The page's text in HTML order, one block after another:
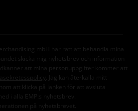
mbH har rätt att behandla mina
skicka mig nyhetsbrev och information
att mina personuppgifter kommer att
. Jag kan återkalla mitt
att klicka på länken för att avsluta
i alla EMP:s nyhetsbrev.
på nyhetsbrevet.